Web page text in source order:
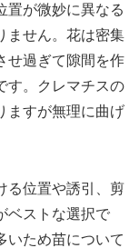
置が微妙に異なる
ません。花は密集
せ過ぎて隙間を作
す。クレマチスの
ますが無理に曲げ
る位置や誘引、剪
ベストな選択で
いため苗について